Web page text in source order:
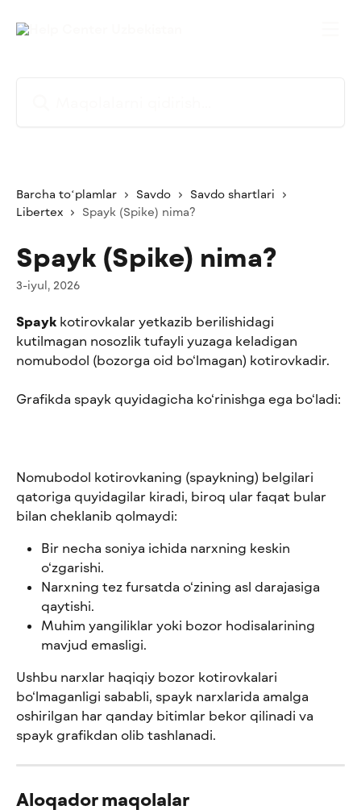
Barcha toʻplamlar Savdo
Savdo shartlari
Libertex
Spayk (Spike) nima?
Spayk (Spike) nima?
3-iyul, 2026
Spayk kotirovkalar yetkazib berilishidagi
kutilmagan nosozlik tufayli yuzaga keladigan
nomubodol (bozorga oid bo‘lmagan) kotirovkadir.
Grafikda spayk quyidagicha ko‘rinishga ega bo‘ladi:
Nomubodol kotirovkaning (spaykning) belgilari
qatoriga quyidagilar kiradi, biroq ular faqat bular
bilan cheklanib qolmaydi:
Bir necha soniya ichida narxning keskin
o‘zgarishi.
Narxning tez fursatda o‘zining asl darajasiga
qaytishi.
Muhim yangiliklar yoki bozor hodisalarining
mavjud emasligi.
Ushbu narxlar haqiqiy bozor kotirovkalari
bo‘lmaganligi sababli, spayk narxlarida amalga
oshirilgan har qanday bitimlar bekor qilinadi va
spayk grafikdan olib tashlanadi.
Aloqador maqolalar